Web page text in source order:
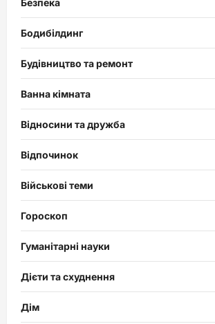
Безпека
Бодибілдинг
Будівництво та ремонт
Ванна кімната
Відносини та дружба
Відпочинок
Військові теми
Гороскоп
Гуманітарні науки
Дієти та схуднення
Дім